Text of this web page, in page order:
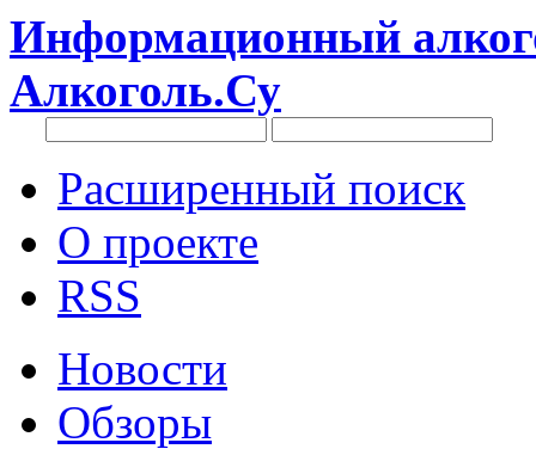
Информационный
Алкоголь.Су
Расширенный поиск
О проекте
RSS
Новости
Обзоры